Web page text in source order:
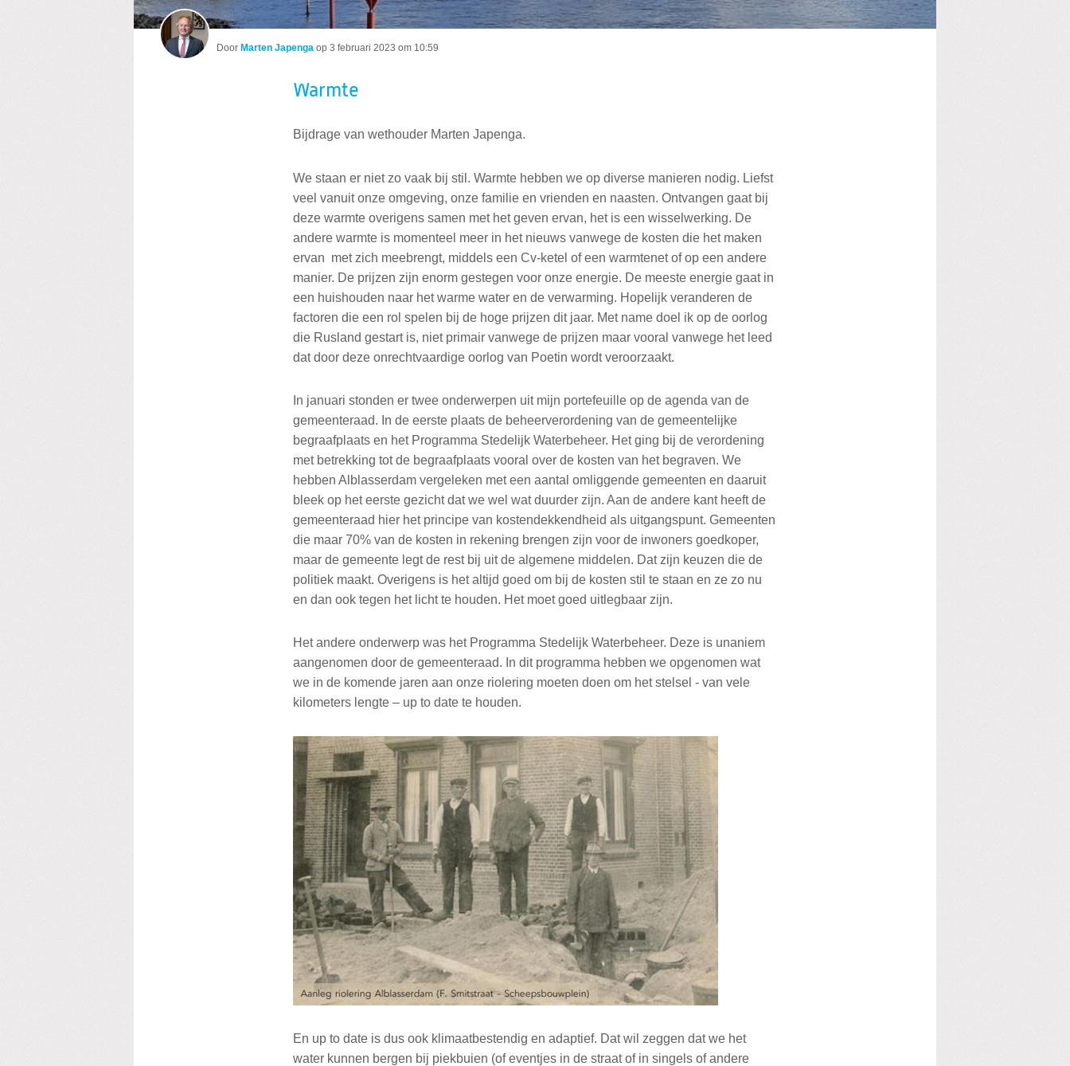
Door Marten Japenga op 3 februari 2023 om 10:59
Warmte
Bijdrage van wethouder Marten Japenga.
We staan er niet zo vaak bij stil. Warmte hebben we op diverse manieren nodig. Liefst
veel vanuit onze omgeving, onze familie en vrienden en naasten. Ontvangen gaat bij
deze warmte overigens samen met het geven ervan, het is een wisselwerking. De
andere warmte is momenteel meer in het nieuws vanwege de kosten die het maken
ervan met zich meebrengt, middels een Cv-ketel of een warmtenet of op een andere
manier. De prijzen zijn enorm gestegen voor onze energie. De meeste energie gaat in
een huishouden naar het warme water en de verwarming. Hopelijk veranderen de
factoren die een rol spelen bij de hoge prijzen dit jaar. Met name doel ik op de oorlog
die Rusland gestart is, niet primair vanwege de prijzen maar vooral vanwege het leed
dat door deze onrechtvaardige oorlog van Poetin wordt veroorzaakt.
In januari stonden er twee onderwerpen uit mijn portefeuille op de agenda van de
gemeenteraad. In de eerste plaats de beheerverordening van de gemeentelijke
begraafplaats en het Programma Stedelijk Waterbeheer. Het ging bij de verordening
met betrekking tot de begraafplaats vooral over de kosten van het begraven. We
hebben Alblasserdam vergeleken met een aantal omliggende gemeenten en daaruit
bleek op het eerste gezicht dat we wel wat duurder zijn. Aan de andere kant heeft de
gemeenteraad hier het principe van kostendekkendheid als uitgangspunt. Gemeenten
die maar 70% van de kosten in rekening brengen zijn voor de inwoners goedkoper,
maar de gemeente legt de rest bij uit de algemene middelen. Dat zijn keuzen die de
politiek maakt. Overigens is het altijd goed om bij de kosten stil te staan en ze zo nu
en dan ook tegen het licht te houden. Het moet goed uitlegbaar zijn.
Het andere onderwerp was het Programma Stedelijk Waterbeheer. Deze is unaniem
aangenomen door de gemeenteraad. In dit programma hebben we opgenomen wat
we in de komende jaren aan onze riolering moeten doen om het stelsel - van vele
kilometers lengte – up to date te houden.
En up to date is dus ook klimaatbestendig en adaptief. Dat wil zeggen dat we het
water kunnen bergen bij piekbuien (of eventjes in de straat of in singels of andere